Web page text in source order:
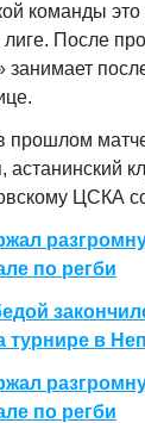
команды
После
занимает
прошлом
астанинский
ЦСКА
по регби
турнире в
по регби